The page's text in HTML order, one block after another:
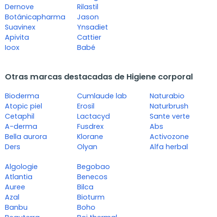
Dernove
Botánicapharma
Suavinex
Apivita
Ioox
Rilastil
Jason
Ynsadiet
Cattier
Babé
Otras marcas destacadas de Higiene corporal
Bioderma
Atopic piel
Cetaphil
A-derma
Bella aurora
Ders
Cumlaude lab
Erosil
Lactacyd
Fusdrex
Klorane
Olyan
Naturabio
Naturbrush
Sante verte
Abs
Activozone
Alfa herbal
Algologie
Atlantia
Auree
Azal
Banbu
Begobao
Benecos
Bilca
Bioturm
Boho